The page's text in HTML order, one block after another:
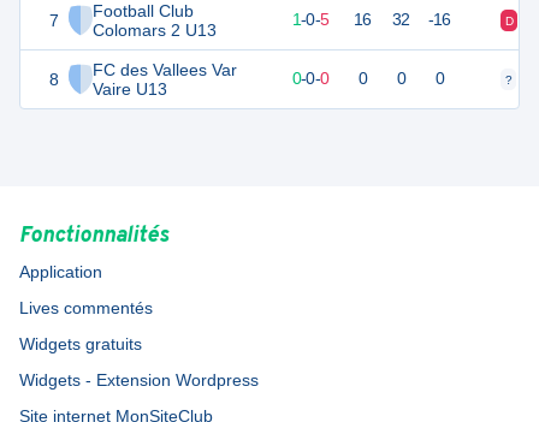
7
Football Club
Colomars 2 U13
8
FC des Vallees Var
Vaire U13
1-0-5 16 32 -16 D
0 0-0-0 0 0 0 ?
Fonctionnalités
Application
Lives commentés
Widgets gratuits
Widgets - Extension Wordpress
Site internet MonSiteClub